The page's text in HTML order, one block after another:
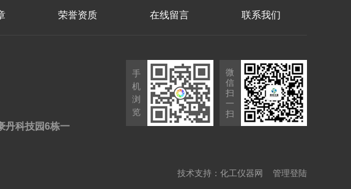
荣誉资质 在线留言 联系我们
丹科技园6栋一
手
机
浏
览
微
信
扫
一
扫
技术支持： 化工仪器网 管理登陆